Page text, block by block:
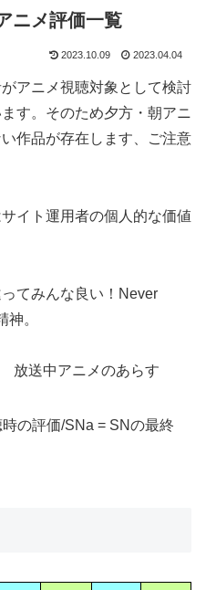
ニメ評価一覧
2023.10.09 2023.04.04
アニメ視聴対象として検討
す。そのため夕方・朝アニ
作品が存在します、ご注意
イト運用者の個人的な価値
てみんな良い！Never
。
送中アニメのあらす
の評価/SNa = SNの最終